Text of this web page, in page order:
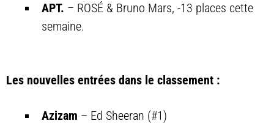
APT. – ROSÉ & Bruno Mars, -13 places cette
semaine.
Les nouvelles entrées dans le classement :
Azizam – Ed Sheeran (#1)